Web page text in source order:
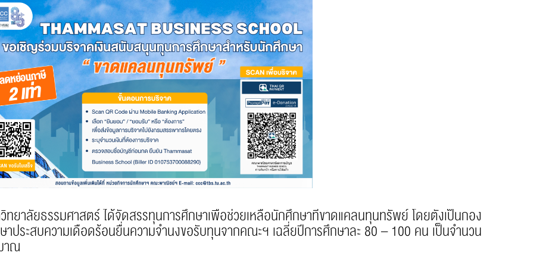
ยธรรมศาสตร์ ได้จัดสรรทุนการศึกษาเพื่อช่วยเหลือนักศึกษาที่ขาดแคลนทุนทรัพย์ โดยตั้งเป็นกอง
ระสบความเดือดร้อนยื่นความจำนงขอรับทุนจากคณะฯ เฉลี่ยปีการศึกษาละ 80 – 100 คน เป็นจำนวน
าณ